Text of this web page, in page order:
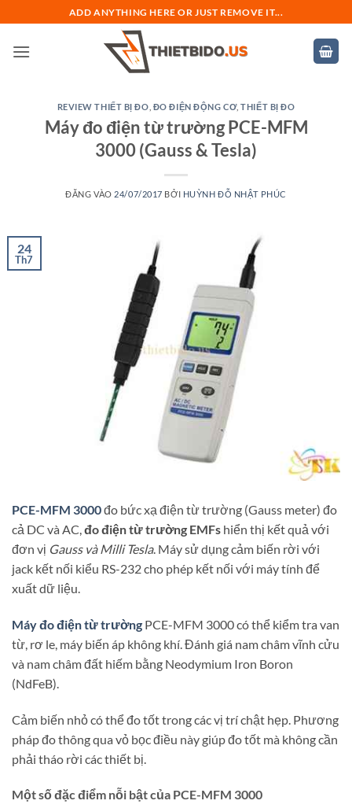
qua
nội
ADD ANYTHING HERE OR JUST REMOVE IT...
REVIEW THIẾT BỊ ĐO ĐO ĐIỆN ĐỘNG CƠ,THIẾT BỊ ĐO
Máy đo điện từ trường PCE-MFM
3000 (Gauss & Tesla)
ĐĂNG VÀO 24/07/2017 BỞI HUỲNH ĐỖ NHẬT PHÚC
24
Th7
PCE-MFM 3000đo bức xạ điện từ trường (Gauss meter) đo
cả DC và AC,đo điện từ trường EMFs hiển thị kết quả với
đơn vị Gauss và Milli Tesla. Máy sử dụng cảm biến rời với
jack kết nối kiểu RS-232 cho phép kết nối với máy tính để
xuất dữ liệu.
Máy đo điện từ trường PCE-MFM 3000 có thể kiểm tra van
từ, rơ le, máy biến áp không khí. Đánh giá nam châm vĩnh cửu
và nam châm đất hiếm bằng Neodymium Iron Boron
(NdFeB).
Cảm biến nhỏ có thể đo tốt trong các vị trí chật hẹp. Phương
pháp đo thông qua vỏ bọc điều này giúp đo tốt mà không cần
phải tháo rời các thiết bị.
Một số đặc điểm nỗi bật của PCE-MFM 3000